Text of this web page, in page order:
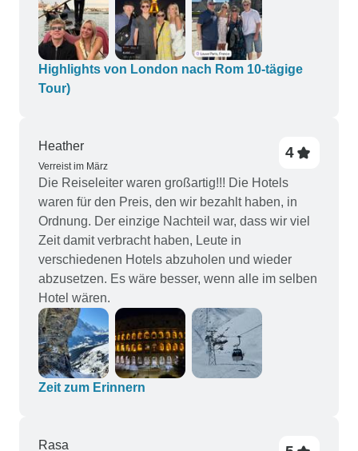
beinhaltet. Sie zahlen für den Transport, den
Reiseleiter, das Hotel und ein paar zeitlich
begrenzte Erlebnisse. Beachten Sie, dass der
Reiseleiter einige Erlebnisse extra plant - nutzen
Sie diese und beachten Sie, dass dies
darauf vorbereitet waren, aber wir sind froh, dass
wir sie alle gemacht haben. Im Gegensatz zum
Reiseplan auf der Website ist die Tour sehr gut
organisiert. Sehr empfehlenswert.
Highlights von London nach Rom 10-tägige
Tour)
Heather
Verreist im März
4
Die Reiseleiter waren großartig!!! Die Hotels
waren für den Preis, den wir bezahlt haben, in
Ordnung. Der einzige Nachteil war, dass wir viel
Zeit damit verbracht haben, Leute in
verschiedenen Hotels abzuholen und wieder
abzusetzen. Es wäre besser, wenn alle im selben
Hotel wären.
Zeit zum Erinnern
Rasa